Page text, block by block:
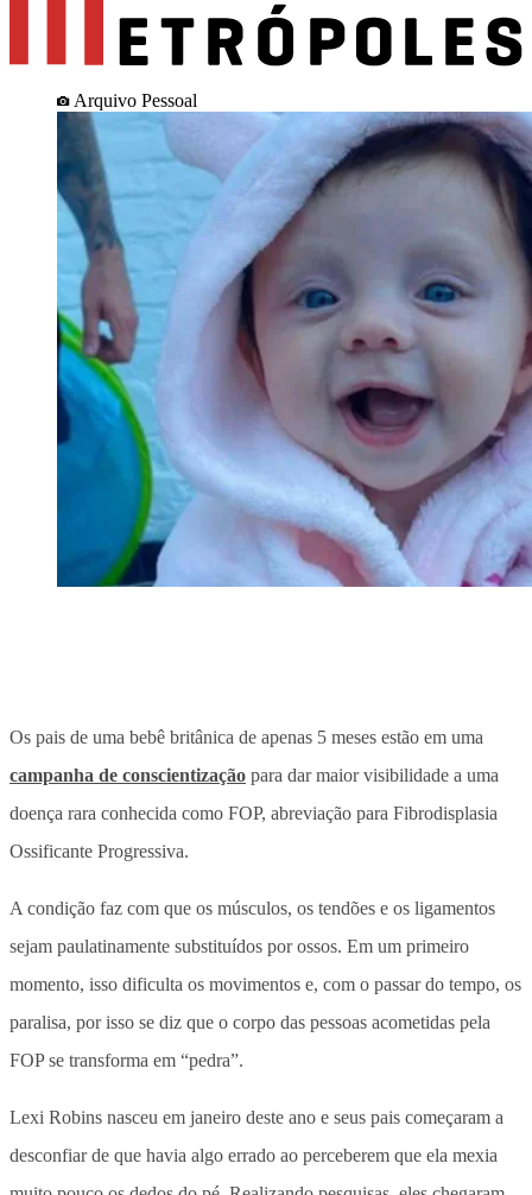
Arquivo Pessoal
Os pais de uma bebê britânica de apenas 5 meses estão em uma
campanha de conscientização para dar maior visibilidade a uma
doença rara conhecida como FOP, abreviação para Fibrodisplasia
Ossificante Progressiva.
A condição faz com que os músculos, os tendões e os ligamentos
sejam paulatinamente substituídos por ossos. Em um primeiro
momento, isso dificulta os movimentos e, com o passar do tempo, os
paralisa, por isso se diz que o corpo das pessoas acometidas pela
FOP se transforma em “pedra”.
Lexi Robins nasceu em janeiro deste ano e seus pais começaram a
desconfiar de que havia algo errado ao perceberem que ela mexia